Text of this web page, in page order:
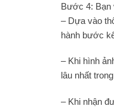
Bước 4: Bạn
– Dựa vào
hành bước
– Khi hình
lâu nhất
– Khi nhận